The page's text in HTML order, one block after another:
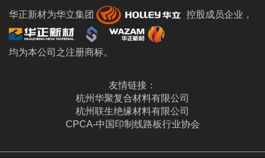
华正新材为华立集团 控股成员企业，
均为本公司之注册商标。
友情链接：
杭州华聚复合材料有限公司
杭州联生绝缘材料有限公司
CPCA-中国印制线路板行业协会